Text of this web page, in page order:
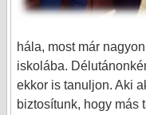
hála, most már
iskolába.
ekkor is tanuljon. Aki
biztosítunk, hogy más